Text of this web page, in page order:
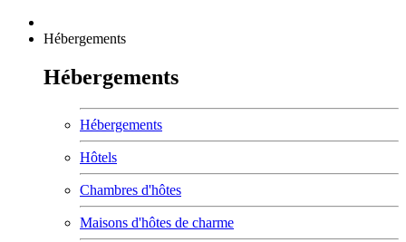
Hébergements
Hébergements
Hébergements
Hôtels
Chambres d'hôtes
Maisons d'hôtes de charme